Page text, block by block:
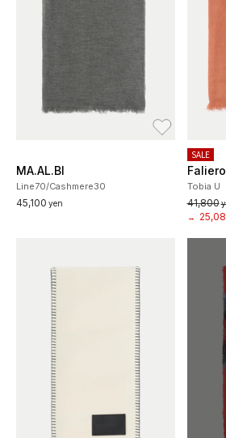
MA.AL.BI
Line70/Cashmere30
45,100 yen
SALE
Tobia U
41,800
→